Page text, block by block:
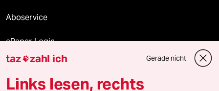
Aboservice
ePaper Login
Downloads für Abonnierende
taz zahl ich Gerade nicht
Links lesen, rechts